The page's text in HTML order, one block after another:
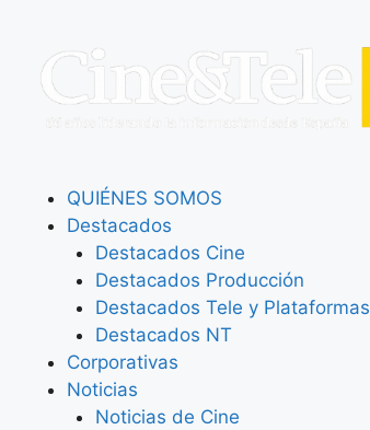
QUIÉNES SOMOS
Destacados
Destacados Cine
Destacados Producción
Destacados Tele y Plataformas
Destacados NT
Corporativas
Noticias
Noticias de Cine